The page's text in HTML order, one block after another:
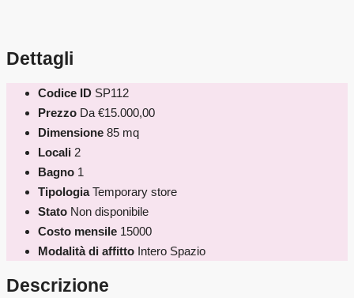
Dettagli
Codice ID SP112
Prezzo Da €15.000,00
Dimensione 85 mq
Locali 2
Bagno 1
Tipologia Temporary store
Stato Non disponibile
Costo mensile 15000
Modalità di affitto Intero Spazio
Descrizione